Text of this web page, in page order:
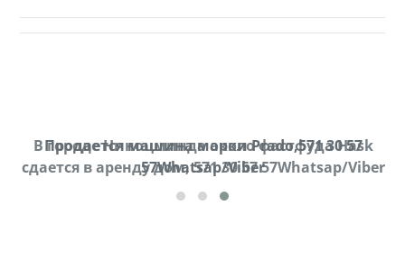
В городе Ниноцминда около фастфуда Hask
cдается в аренду дом, 571 30 57 57Whatsap/Viber
Продается машина марки Prado,571 30 57
57Whatsap/Viber